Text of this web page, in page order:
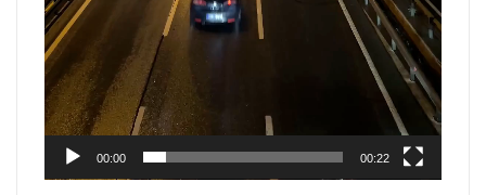
00:00 00:22